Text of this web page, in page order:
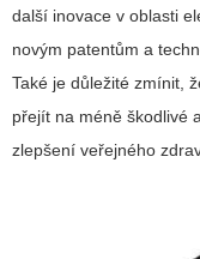
další inovace v oblasti
novým patentům a
Také je důležité zmínit,
přejít na méně škodlivé
zlepšení veřejného